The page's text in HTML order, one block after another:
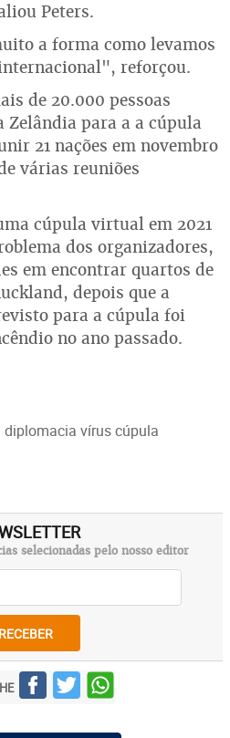
Peters.
a forma como levamos
reforçou.
de 20.000 pessoas
Zelândia para a a cúpula
21 nações em novembro
várias reuniões
cúpula virtual em 2021
dos organizadores,
em encontrar quartos de
depois que a
para a cúpula foi
no ano passado.
vírus cúpula
selecionadas pelo nosso editor
RECEBER